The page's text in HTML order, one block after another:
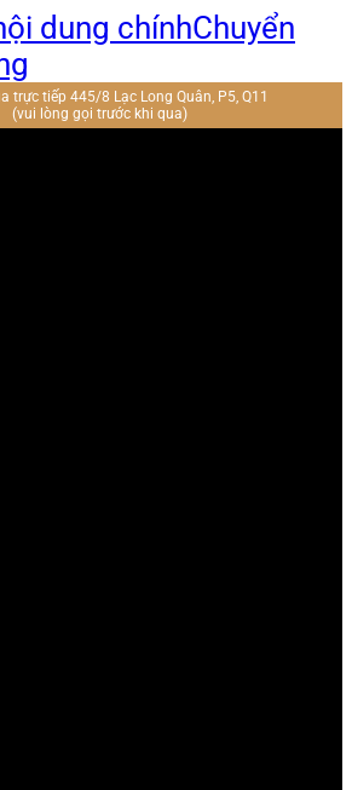
dung chínhChuyển
trực tiếp 445/8 Lạc Long Quân, P5, Q11
(vui lòng gọi trước khi qua)